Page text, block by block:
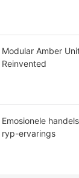
Modular Amber
Reinvented
Emosionele
ryp-ervarings